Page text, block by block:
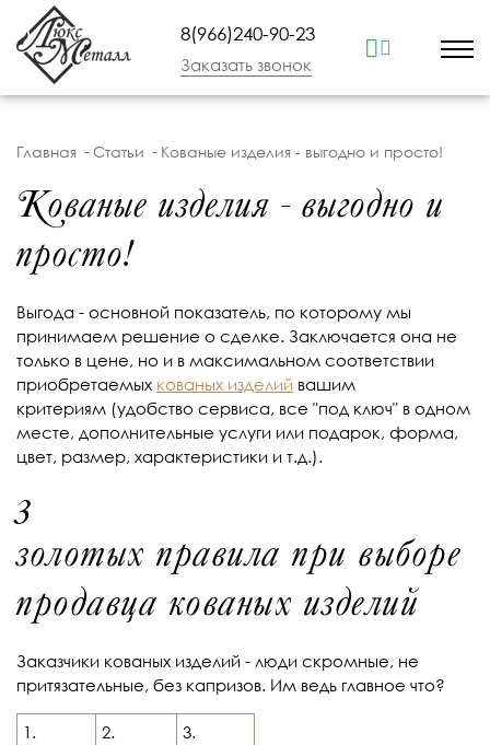
8(966)240-90-23
Заказать звонок
Главная Статьи Кованые изделия - выгодно и просто!
Кованые изделия - выгодно и
просто!
Выгода - основной показатель, по которому мы
принимаем решение о сделке. Заключается она не
только в цене, но и в максимальном соответствии
приобретаемых кованых изделий вашим
критериям (удобство сервиса, все "под ключ" в одном
месте, дополнительные услуги или подарок, форма,
цвет, размер, характеристики и т.д.).
3
золотых правила при выборе
продавца кованых изделий
Заказчики кованых изделий - люди скромные, не
притязательные, без капризов. Им ведь главное что?
1.
2.
3.